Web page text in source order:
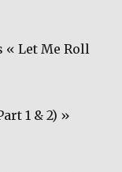
« Let Me Roll
1 & 2) »